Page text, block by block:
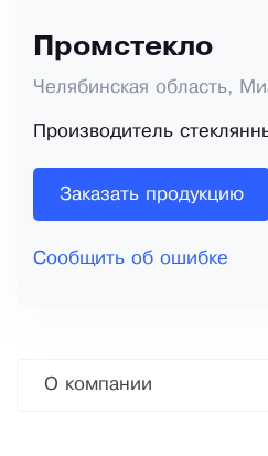
Промстекло
Челябинская область,
Производитель
Заказать продукцию
Сообщить об ошибке
О компании